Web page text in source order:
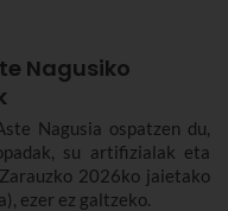
Nagusiko
Nagusia ospatzen du,
su artifizialak eta
2026ko jaietako
ezer ez galtzeko.